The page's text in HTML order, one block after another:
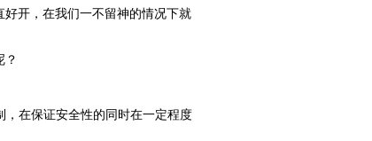
开，在我们一不留神的情况下就
？
在保证安全性的同时在一定程度